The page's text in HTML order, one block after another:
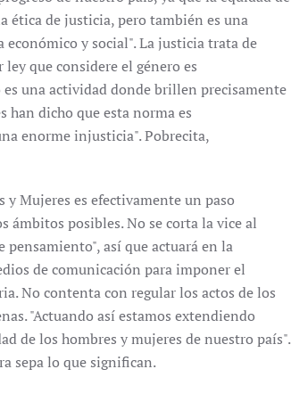
ética de justicia, pero también es una
y social". La justicia trata de
que considere el género es
una actividad donde brillen precisamente
han dicho que esta norma es
enorme injusticia". Pobrecita,
y Mujeres es efectivamente un paso
posibles. No se corta la vice al
pensamiento", así que actuará en la
de comunicación para imponer el
No contenta con regular los actos de los
"Actuando así estamos extendiendo
de los hombres y mujeres de nuestro país".
sepa lo que significan.